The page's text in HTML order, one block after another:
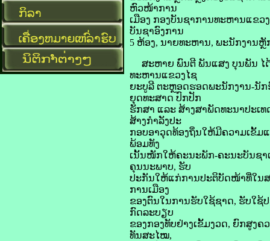
ຫົວໜ້າການ
ເມືອງ ກອງບັນຊາການທະຫານແຂ
ບັນຊາອົງການ
5 ຫ້ອງ, ນາຍທະຫານ, ພະນັກງານຫຼັ
ສະຫາຍ ພົນຕີ ພັນແສງ ບຸນພັນ ໄ
ທະຫານແຂວງໄຊ
ຍະບູລີ ຕະຫຼອດຮອດພະນັກງານ-ນັ
ຍຸດທະສາດ ປົກປັກ
ຮັກສາ ແລະ ສ້າງສາພັດທະນາປະເ
ສ້າງກໍາລັງປະ
ກອບອາວຸດທ້ອງຖິ່ນໃຫ້ມີຄວາມເຂັ້ມ
ພ້ອມທັງ
ເນັ້ນໜັກໃຫ້ຄະນະພັກ-ຄະນະບັນຊາ
ຄຸນນະພາບ, ຮັບ
ປະກັນໃຫ້ແກ່ການປະຕິບັດໜ້າທີ່ໃນ
ການເມືອງ
ຂອງຕົນໃນການຮັບໃຊ້ຊາດ, ຮັບໃຊ້
ກົດລະບຽບ
ຂອງກອງທັບຢ່າງເຂັ້ມງວດ, ຍົກສູງ
ທັນສະໄໝ,